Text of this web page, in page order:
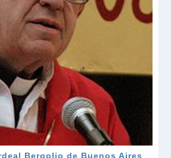
Bergolio de Buenos Aires